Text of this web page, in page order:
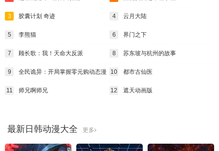
3 胶囊计划 奇迹 4 云月大陆
5 李熊猫 6 界门之下
7 顾长歌：我！天命大反派 8 苏东坡与杭州的故事
9 全民诡异：开局掌握零元购动态漫 10 都市古仙医
11 师兄啊师兄 12 遮天动画版
最新日韩动漫大全 更多